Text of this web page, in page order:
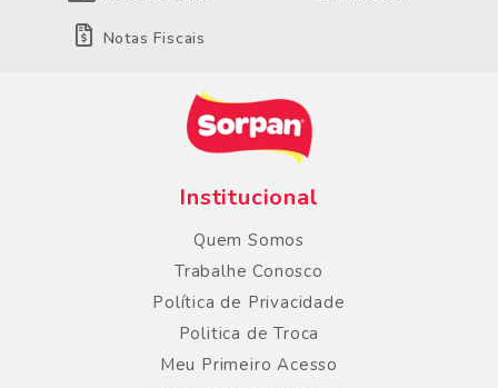
Notas Fiscais
Institucional
Quem Somos
Trabalhe Conosco
Política de Privacidade
Politica de Troca
Meu Primeiro Acesso